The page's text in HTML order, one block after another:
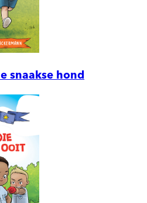
snaakse hond